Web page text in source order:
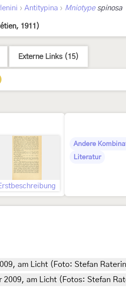
› Antitypina › Mniotypespinosa
1911)
Externe Links (15)
Andere
Literatur
am Licht (Foto: Stefan
am Licht (Fotos: Stefan